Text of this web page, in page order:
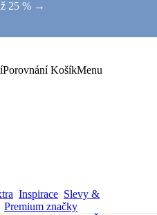
25 % →
Porovnání KošíkMenu
Inspirace Slevy &
Premium značky